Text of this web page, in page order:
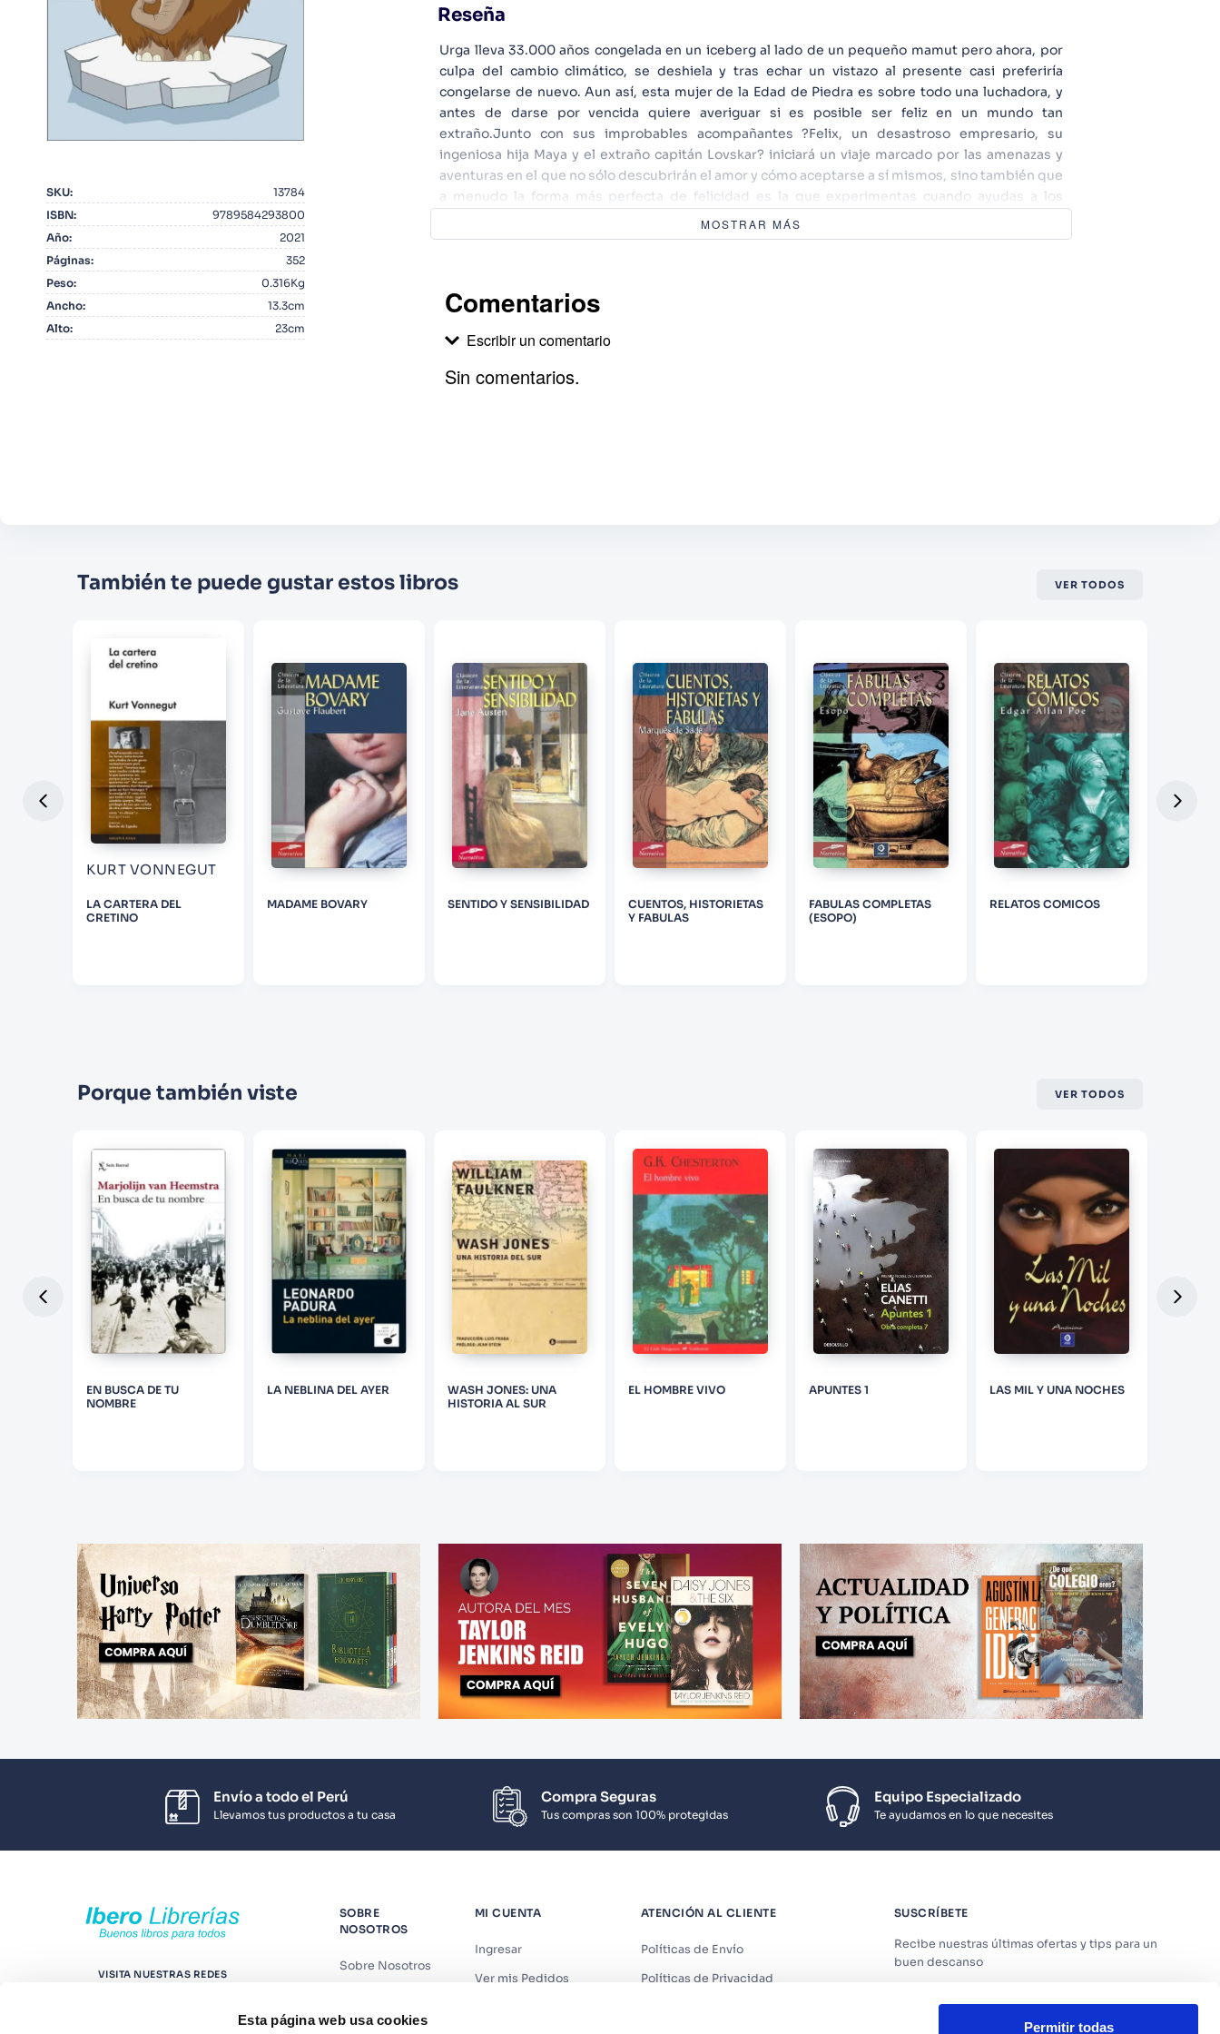
Esta página web usa cookies Permitir todas
SKU:
13784
ISBN:
9789584293800
Año:
2021
Páginas:
352
Peso:
0.316Kg
Ancho:
13.3cm
Alto: 23cm
Reseña
Urga lleva 33.000 años congelada en un iceberg al lado de un pequeño mamut pero ahora, por
culpa del cambio climático, se deshiela y tras echar un vistazo al presente casi preferiría
congelarse de nuevo. Aun así, esta mujer de la Edad de Piedra es sobre todo una luchadora, y
antes de darse por vencida quiere averiguar si es posible ser feliz en un mundo tan
extraño.Junto con sus improbables acompañantes ?Felix, un desastroso empresario, su
ingeniosa hija Maya y el extraño capitán Lovskar? iniciará un viaje marcado por las amenazas y
aventuras en el que no sólo descubrirán el amor y cómo aceptarse a sí mismos, sino también que
a menudo la forma más perfecta de felicidad es la que experimentas cuando ayudas a los
demás. Safier firma una novela encantadora, divertidísima y sabia, y lo hace con un potente
mensaje inspiracional, el de la búsqueda de la felicidad, y abordando temas tan actuales como el
MOSTRAR MÁS
Comentarios
Escribir un comentario
Escribir comentario
ENVIAR COMENTARIO
Sin comentarios.
También te puede gustar estos libros VER TODOS
KURT VONNEGUT
LA CARTERA DEL
CRETINO
MADAME BOVARY SENTIDO Y SENSIBILIDAD
CUENTOS, HISTORIETAS
Y FABULAS
FABULAS COMPLETAS
(ESOPO)
RELATOS COMICOS
Porque también viste VER TODOS
EN BUSCA DE TU
NOMBRE
LA NEBLINA DEL AYER
WASH JONES: UNA
HISTORIA AL SUR
EL HOMBRE VIVO APUNTES 1 LAS MIL Y UNA NOCHES
Envío a todo el Perú
Llevamos tus productos a tu casa
Compra Seguras
Tus compras son 100% protegidas
Equipo Especializado
Te ayudamos en lo que necesites
VISITA NUESTRAS REDES
SOBRE
NOSOTROS
Sobre Nosotros
Contáctanos
MI CUENTA
Ingresar
Ver mis Pedidos
ATENCIÓN AL CLIENTE
Políticas de Envío
Políticas de Privacidad
SUSCRÍBETE
Recibe nuestras últimas ofertas y tips para un
buen descanso